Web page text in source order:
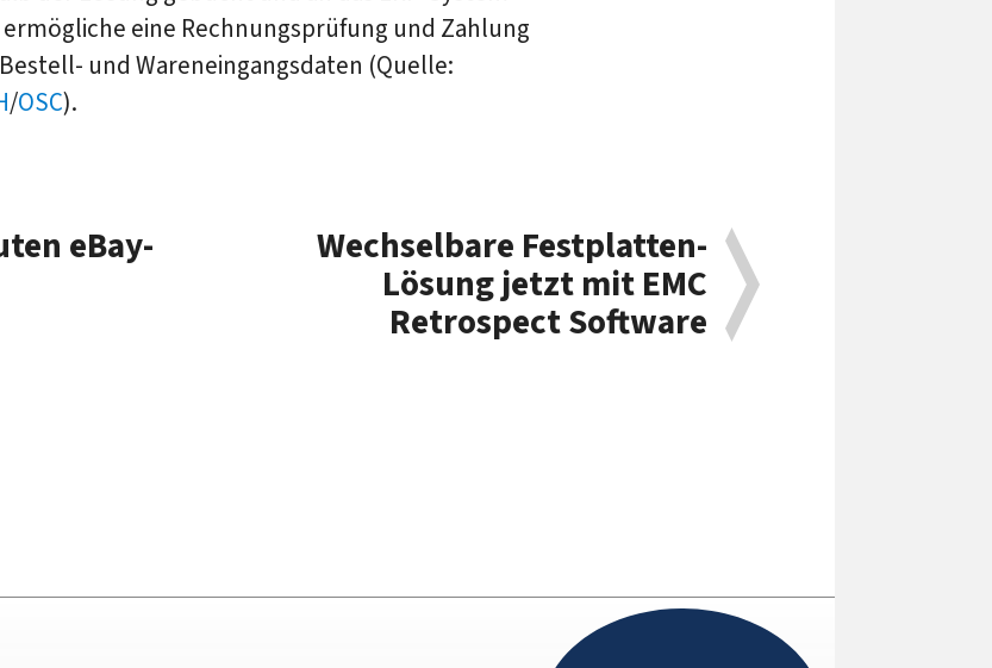
eine Rechnungsprüfung und Zahlung
und Wareneingangsdaten (Quelle:
/OSC).
eBay- Wechselbare Festplatten-
Lösung jetzt mit EMC
Retrospect Software